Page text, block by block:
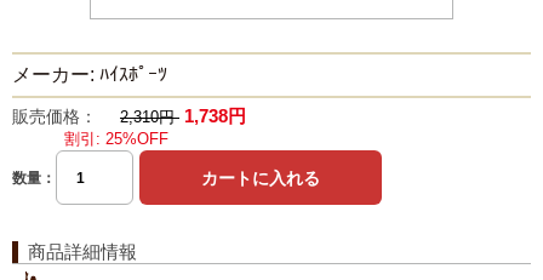
メーカー: ﾊｲｽﾎﾟｰﾂ
販売価格： 2,310円 1,738円
割引: 25%OFF
数量：
商品詳細情報